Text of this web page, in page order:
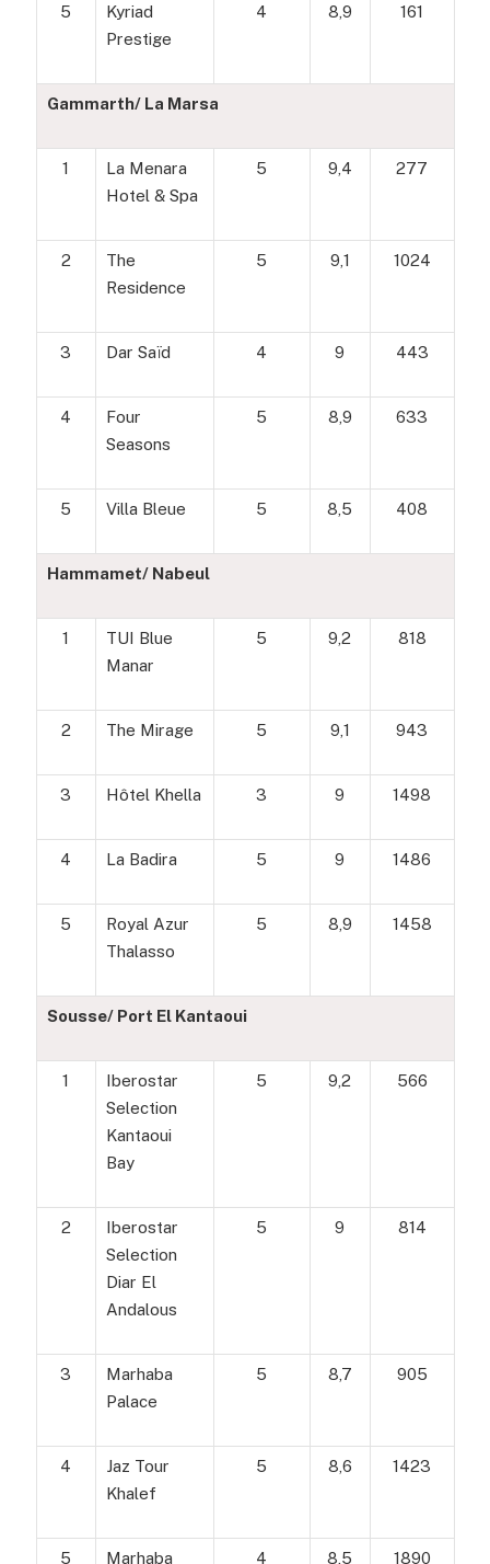
5
Kyriad
Prestige
4 8,9 161
Gammarth/ La Marsa
1
La Menara
Hotel & Spa
5 9,4 277
2
The
Residence
5 9,1 1024
3 Dar Saïd 4 9 443
4
Four
Seasons
5 8,9 633
5 Villa Bleue 5 8,5 408
Hammamet/ Nabeul
1
TUI Blue
Manar
5 9,2 818
2 The Mirage 5 9,1 943
3 Hôtel Khella 3 9 1498
4 La Badira 5 9 1486
5
Royal Azur
Thalasso
5 8,9 1458
Sousse/ Port El Kantaoui
1
Iberostar
Selection
Kantaoui
Bay
5 9,2 566
2
Iberostar
Selection
Diar El
Andalous
5 9 814
3
Marhaba
Palace
5 8,7 905
4
Jaz Tour
Khalef
5 8,6 1423
5 Marhaba 4 8,5 1890